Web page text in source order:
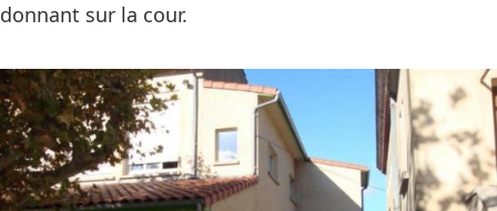
donnant sur la cour.